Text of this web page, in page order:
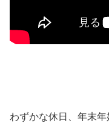
わずかな休日、年末